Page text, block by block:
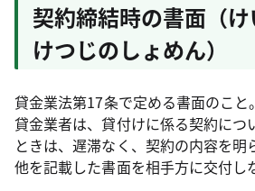
契約締結時の書面（
けつじのしょめん）
貸金業法第17条で定める書面のこと。
貸金業者は、貸付けに係る契約につ
ときは、遅滞なく、契約の内容を明
他を記載した書面を相手方に交付し